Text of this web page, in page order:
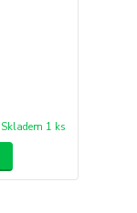
Skladem 1 ks